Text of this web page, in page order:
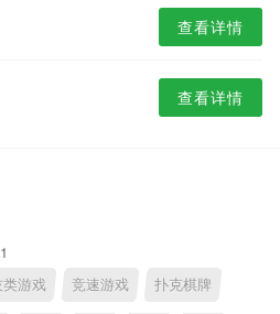
查看详情
查看详情
游戏 竞速游戏 扑克棋牌